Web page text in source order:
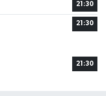
21:30
21:30
21:30